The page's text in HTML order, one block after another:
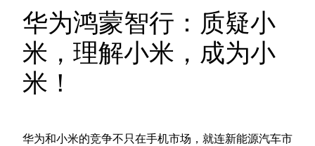
华为鸿蒙智行：质疑小
米，理解小米，成为小
米！
华为和小米的竞争不只在手机市场，就连新能源汽车市